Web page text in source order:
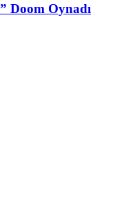
Doom Oynadı